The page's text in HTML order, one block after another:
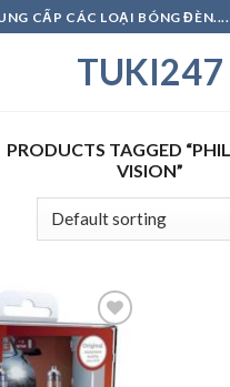
CẤP CÁC LOẠI BÓNG
TUKI247
PRODUCTS TAGGED
VISION”
Add to